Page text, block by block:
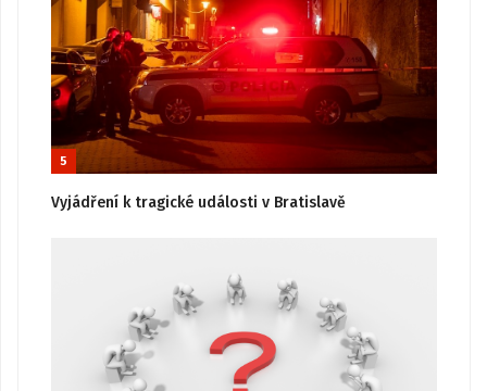
5
Vyjádření k tragické události v Bratislavě